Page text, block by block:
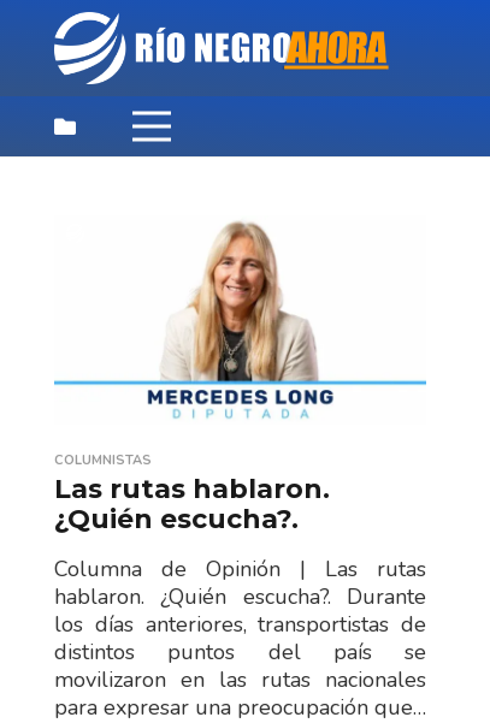
COLUMNISTAS
Las rutas hablaron.
¿Quién escucha?.
Columna de Opinión | Las rutas
hablaron. ¿Quién escucha?. Durante
los días anteriores, transportistas de
distintos puntos del país se
movilizaron en las rutas nacionales
para expresar una preocupación que…